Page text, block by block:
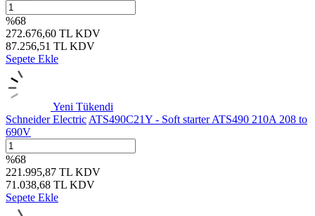
%68
272.676,60 TL KDV
87.256,51 TL KDV
Sepete Ekle
Yeni Tükendi
Schneider Electric ATS490C21Y - Soft starter ATS490 210A 208 to
690V
%68
221.995,87 TL KDV
71.038,68 TL KDV
Sepete Ekle